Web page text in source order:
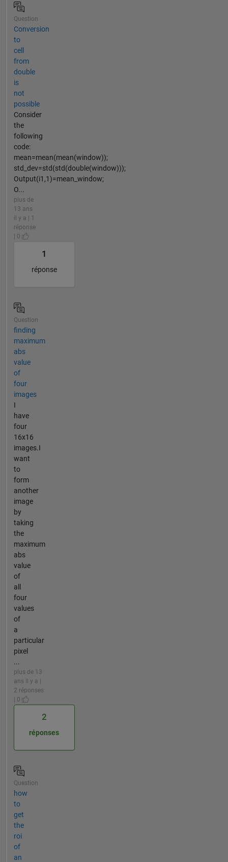
Question
Conversion
to
cell
from
double
is
not
possible
Consider
the
following
code:
mean=mean(mean(window));
std_dev=std(std(double(window)));
Output(i1,1)=mean_window;
O...
plus de
13 ans
il y a | 1
réponse
| 0
1
réponse
Question
finding
maximum
abs
value
of
four
images
I
have
four
16x16
images.I
want
to
form
another
image
by
taking
the
maximum
abs
value
of
all
four
values
of
a
particular
pixel
...
plus de 13
ans il y a |
2 réponses
| 0
2
réponses
Question
how
to
get
the
roi
of
an